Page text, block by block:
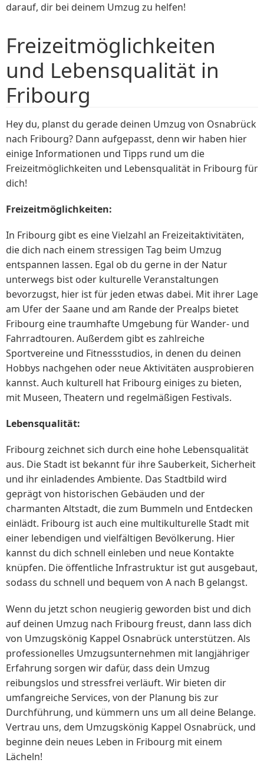
darauf, dir bei deinem Umzug zu helfen!
Freizeitmöglichkeiten
und Lebensqualität in
Fribourg
Hey du, planst du gerade deinen Umzug von Osnabrück
nach Fribourg? Dann aufgepasst, denn wir haben hier
einige Informationen und Tipps rund um die
Freizeitmöglichkeiten und Lebensqualität in Fribourg für
dich!
Freizeitmöglichkeiten:
In Fribourg gibt es eine Vielzahl an Freizeitaktivitäten,
die dich nach einem stressigen Tag beim Umzug
entspannen lassen. Egal ob du gerne in der Natur
unterwegs bist oder kulturelle Veranstaltungen
bevorzugst, hier ist für jeden etwas dabei. Mit ihrer Lage
am Ufer der Saane und am Rande der Prealps bietet
Fribourg eine traumhafte Umgebung für Wander- und
Fahrradtouren. Außerdem gibt es zahlreiche
Sportvereine und Fitnessstudios, in denen du deinen
Hobbys nachgehen oder neue Aktivitäten ausprobieren
kannst. Auch kulturell hat Fribourg einiges zu bieten,
mit Museen, Theatern und regelmäßigen Festivals.
Lebensqualität:
Fribourg zeichnet sich durch eine hohe Lebensqualität
aus. Die Stadt ist bekannt für ihre Sauberkeit, Sicherheit
und ihr einladendes Ambiente. Das Stadtbild wird
geprägt von historischen Gebäuden und der
charmanten Altstadt, die zum Bummeln und Entdecken
einlädt. Fribourg ist auch eine multikulturelle Stadt mit
einer lebendigen und vielfältigen Bevölkerung. Hier
kannst du dich schnell einleben und neue Kontakte
knüpfen. Die öffentliche Infrastruktur ist gut ausgebaut,
sodass du schnell und bequem von A nach B gelangst.
Wenn du jetzt schon neugierig geworden bist und dich
auf deinen Umzug nach Fribourg freust, dann lass dich
von Umzugskönig Kappel Osnabrück unterstützen. Als
professionelles Umzugsunternehmen mit langjähriger
Erfahrung sorgen wir dafür, dass dein Umzug
reibungslos und stressfrei verläuft. Wir bieten dir
umfangreiche Services, von der Planung bis zur
Durchführung, und kümmern uns um all deine Belange.
Vertrau uns, dem Umzugskönig Kappel Osnabrück, und
beginne dein neues Leben in Fribourg mit einem
Lächeln!